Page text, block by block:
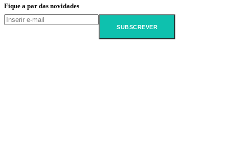
Fique a par das novidades